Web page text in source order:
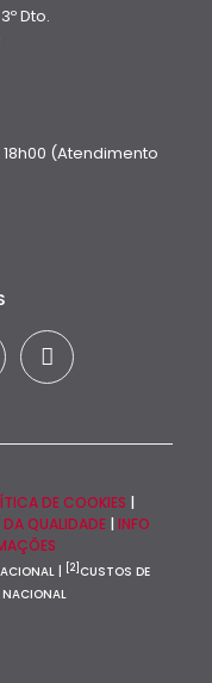
Dto.
18h00 (Atendimento
DE COOKIES |
QUALIDADE| INFO
| [2] CUSTOS DE
NACIONAL